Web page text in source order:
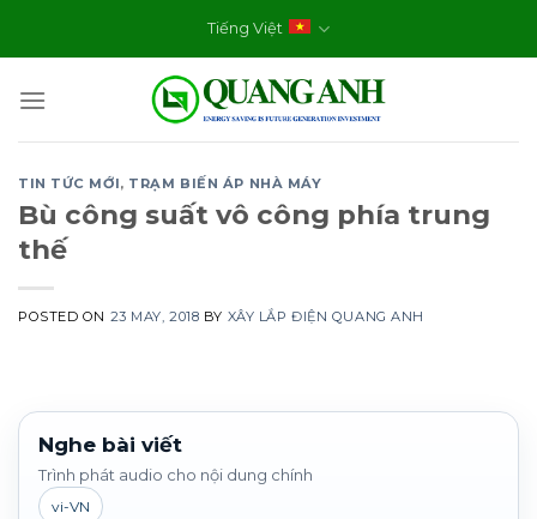
Tiếng Việt
TIN TỨC MỚI, TRẠM BIẾN ÁP NHÀ MÁY
Bù công suất vô công phía trung
thế
POSTED ON 23 MAY, 2018 BY XÂY LẮP ĐIỆN QUANG ANH
Nghe bài viết
Trình phát audio cho nội dung chính
vi-VN